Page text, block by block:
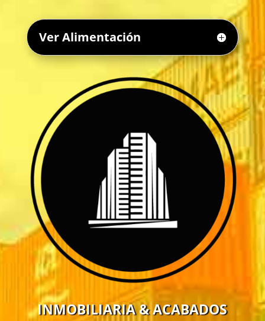
Ver Alimentación
INMOBILIARIA & ACABADOS